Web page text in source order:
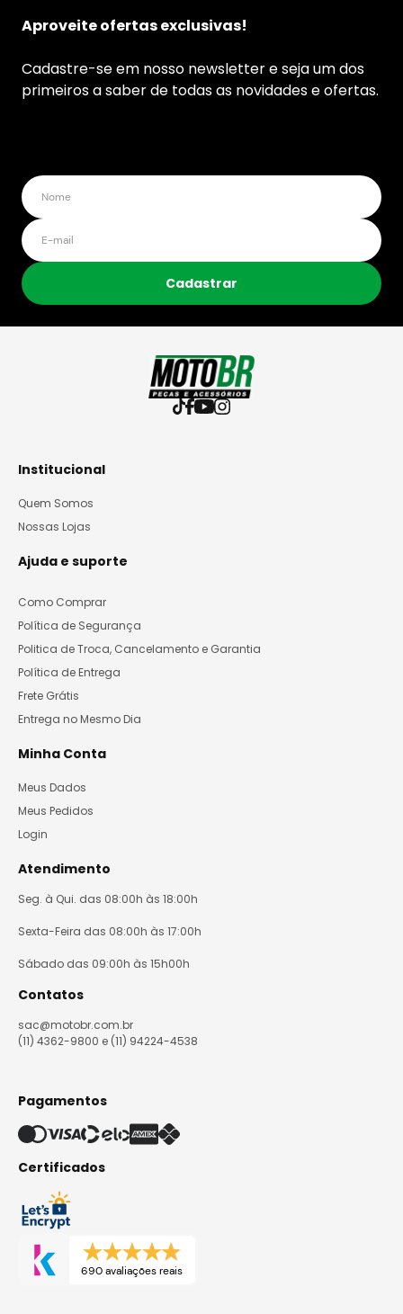
Aproveite ofertas exclusivas!
Cadastre-se em nosso newsletter e seja um dos
primeiros a saber de todas as novidades e ofertas.
Cadastrar
Institucional
Quem Somos
Nossas Lojas
Ajuda e suporte
Como Comprar
Política de Segurança
Politica de Troca, Cancelamento e Garantia
Política de Entrega
Frete Grátis
Entrega no Mesmo Dia
Minha Conta
Meus Dados
Meus Pedidos
Login
Atendimento
Seg. à Qui. das 08:00h às 18:00h
Sexta-Feira das 08:00h às 17:00h
Sábado das 09:00h às 15h00h
Contatos
sac@motobr.com.br
(11) 4362-9800 e (11) 94224-4538
Pagamentos
Certificados
690 avaliações reais